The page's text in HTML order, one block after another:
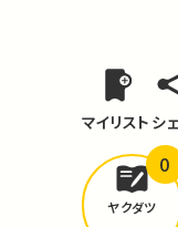
マイリスト シ
ヤクダツ
0